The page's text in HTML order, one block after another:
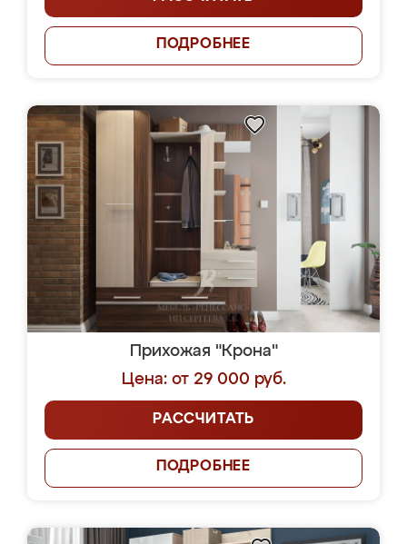
ПОДРОБНЕЕ
Прихожая "Крона"
Цена: от 29 000 руб.
РАССЧИТАТЬ
ПОДРОБНЕЕ